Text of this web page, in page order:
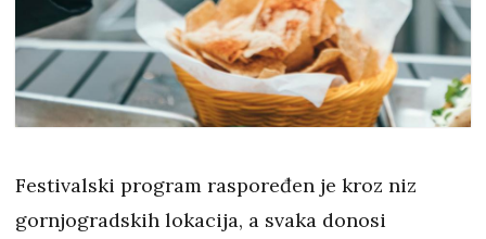
Festivalski program raspoređen je kroz niz
gornjogradskih lokacija, a svaka donosi